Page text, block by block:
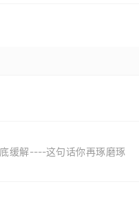
缓解----这句话你再琢磨琢